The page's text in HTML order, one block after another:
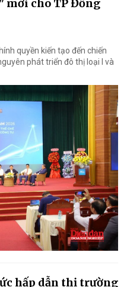
mới cho TP Đồng
quyền kiến tạo đến chiến
phát triển đô thị loại I và
hấp dẫn thị trường